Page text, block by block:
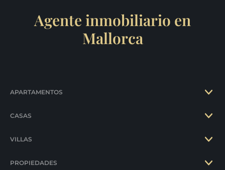
Agente inmobiliario en
Mallorca
APARTAMENTOS
CASAS
VILLAS
PROPIEDADES